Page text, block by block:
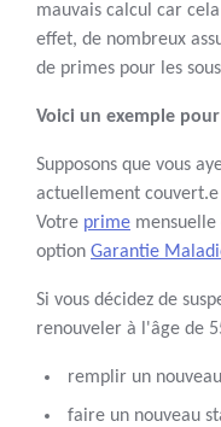
mauvais calcul car
effet, de nombreux
de primes pour les
Voici un exemple
Supposons que vous
actuellement
Votre prime mensuelle
option Garantie
Si vous décidez de
renouveler à l'âge de
remplir un
faire un nouveau